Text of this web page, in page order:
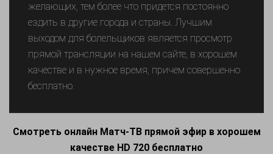
желающих, тем более что придется постоянно
ездить в другие города и страны. Лучшим
выходом для болельщиков является просмотр
прямой трансляции на нашем сайте, в хорошем
качестве и в нужное время, причем совершенно
бесплатно.
Смотреть онлайн Матч-ТВ прямой эфир в хорошем
качестве HD 720 бесплатно